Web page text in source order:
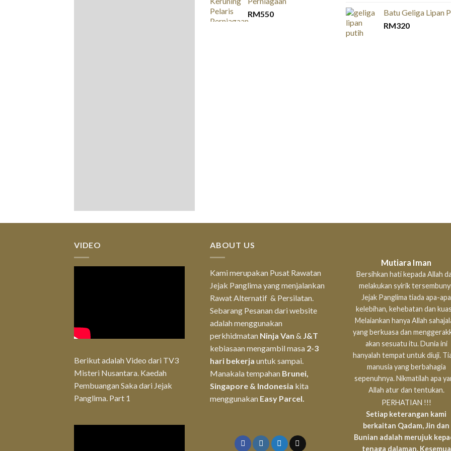
RM550
Batu Geliga Lipan
RM320
VIDEO
Berikut adalah Video dari TV3
Misteri Nusantara. Kaedah
Pembuangan Saka dari Jejak
Panglima. Part 1
ABOUT US
Kami merupakan Pusat Rawatan
Jejak Panglima yang menjalankan
Rawat Alternatif & Persilatan.
Sebarang Pesanan dari website
adalah menggunakan
perkhidmatan Ninja Van & J&T
kebiasaan mengambil masa 2-3
hari bekerja untuk sampai.
Manakala tempahan Brunei,
Singapore & Indonesia kita
menggunakan Easy Parcel.
Mutiara Iman
Bersihkan hati kepada Allah
melakukan syirik
Jejak Panglima tiada apa-apa
kelebihan, kehebatan dan
Melaiankan hanya Allah
yang berkuasa dan
akan sesuatu itu. Dunia ini
hanyalah tempat untuk diuji.
manusia yang berbahagia
sepenuhnya. Nikmatilah apa
Allah atur dan tentukan.
PERHATIAN !!!
Setiap keterangan kami
berkaitan Qadam, Jin dan
Bunian adalah merujuk
tenaga dalaman. Kesemua